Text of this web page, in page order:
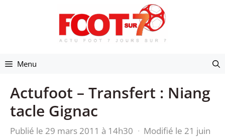
Menu
Actufoot – Transfert : Niang
tacle Gignac
Publié le 29 mars 2011 à 14h30 · Modifié le 21 juin